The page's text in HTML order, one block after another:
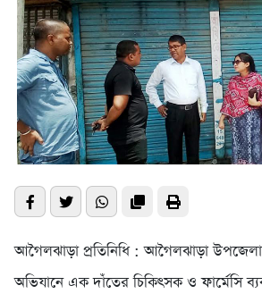
আগৈলঝাড়া প্রতিনিধি : আগৈলঝাড়া
অভিযানে এক দাঁতের চিকিৎসক ও ফার্মেসি